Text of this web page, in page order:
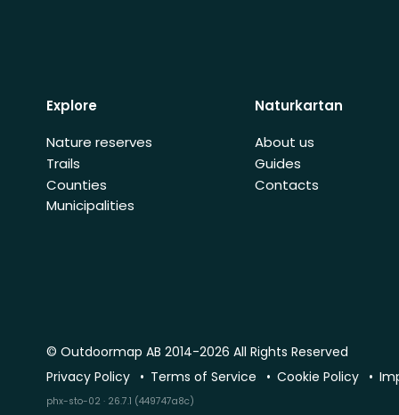
Explore
Nature reserves
Trails
Counties
Municipalities
Naturkartan
About us
Guides
Contacts
© Outdoormap AB 2014-2026 All Rights Reserved
Privacy Policy
Terms of Service Cookie Policy
phx-sto-02 · 26.7.1 (449747a8c)